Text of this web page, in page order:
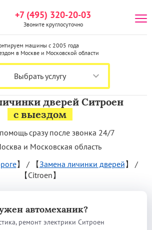
+7 (495) 320-20-03
Звоните круглосуточно
машины с 2005 года
в Москве и Московской области
Выбрать услугу
дверей Ситроен
с выездом
сразу после звонка 24/7
и Московская область
】 / 【Замена личинки дверей】
/
【Citroen】
автомеханик?
ремонт электрики Ситроен